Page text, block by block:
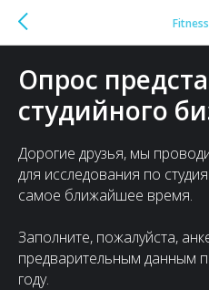
Опрос
студийного
Дорогие друзья, мы
для исследования по
самое ближайшее время.
Заполните, пожалуйста,
предварительным данным
году.